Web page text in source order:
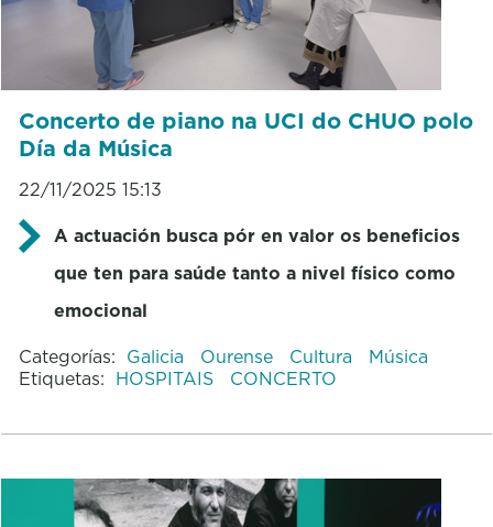
Concerto de piano na UCI do CHUO polo
Día da Música
22/11/2025 15:13
A actuación busca pór en valor os beneficios
que ten para saúde tanto a nivel físico como
emocional
Categorías: Galicia Ourense Cultura
Música
Etiquetas: HOSPITAIS CONCERTO